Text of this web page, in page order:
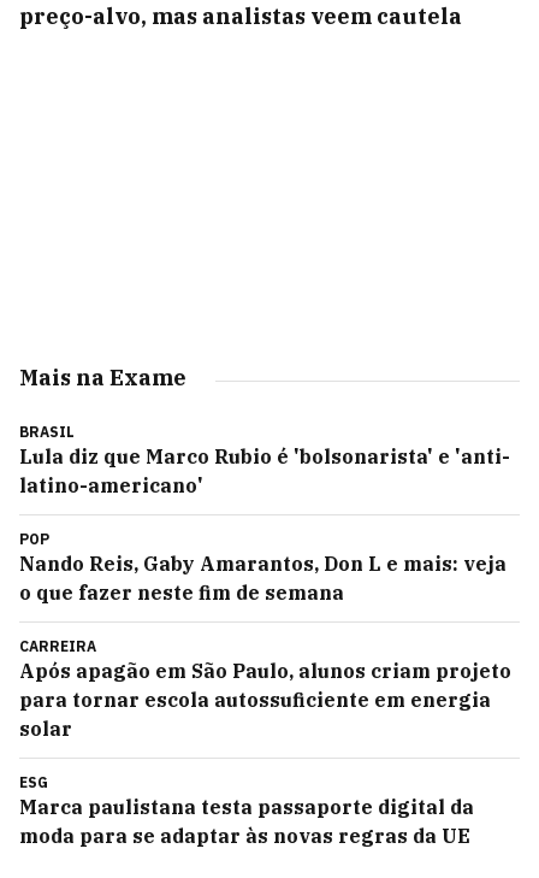
preço-alvo, mas analistas veem cautela
Mais na Exame
BRASIL
Lula diz que Marco Rubio é 'bolsonarista' e 'anti-
latino-americano'
POP
Nando Reis, Gaby Amarantos, Don L e mais: veja
o que fazer neste fim de semana
CARREIRA
Após apagão em São Paulo, alunos criam projeto
para tornar escola autossuficiente em energia
solar
ESG
Marca paulistana testa passaporte digital da
moda para se adaptar às novas regras da UE